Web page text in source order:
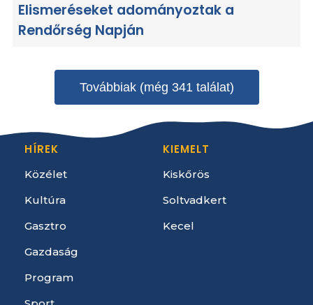
Elismeréseket adományoztak a
Rendőrség Napján
Továbbiak (még 341 találat)
HÍREK
Közélet
Kultúra
Gasztro
Gazdaság
Program
KIEMELT
Kiskőrös
Soltvadkert
Kecel